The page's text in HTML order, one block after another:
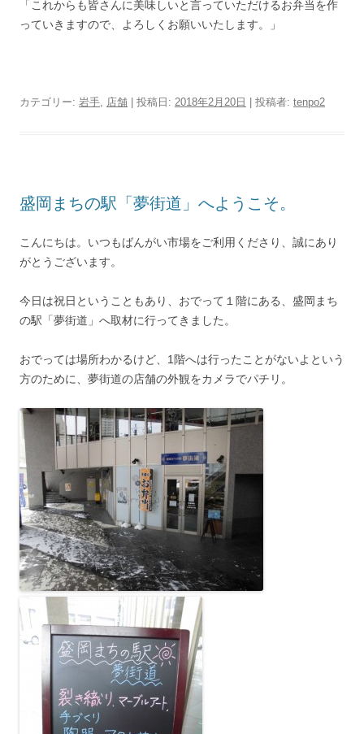
「これからも皆さんに美味しいと言っていただけるお弁当を作
っていきますので、よろしくお願いいたします。」
カテゴリー: 岩手, 店舗 | 投稿日: 2018年2月20日 投稿者: tenpo2
盛岡まちの駅「夢街道」へようこそ。
こんにちは。いつもばんがい市場をご利用くださり、誠にあり
がとうございます。
今日は祝日ということもあり、おでって１階にある、盛岡まち
の駅「夢街道」へ取材に行ってきました。
おでっては場所わかるけど、1階へは行ったことがないよという
方のために、夢街道の店舗の外観をカメラでパチリ。